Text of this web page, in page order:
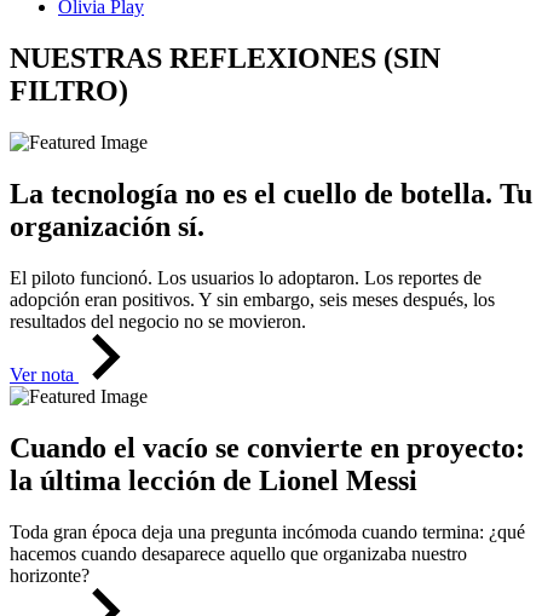
Olivia Play
NUESTRAS REFLEXIONES (SIN
FILTRO)
La tecnología no es el cuello de botella. Tu
organización sí.
El piloto funcionó. Los usuarios lo adoptaron. Los reportes de
adopción eran positivos. Y sin embargo, seis meses después, los
resultados del negocio no se movieron.
Ver nota
Cuando el vacío se convierte en proyecto:
la última lección de Lionel Messi
Toda gran época deja una pregunta incómoda cuando termina: ¿qué
hacemos cuando desaparece aquello que organizaba nuestro
horizonte?